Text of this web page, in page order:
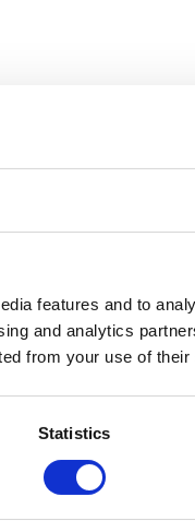
features and to
and analytics
from your use of
Statistics